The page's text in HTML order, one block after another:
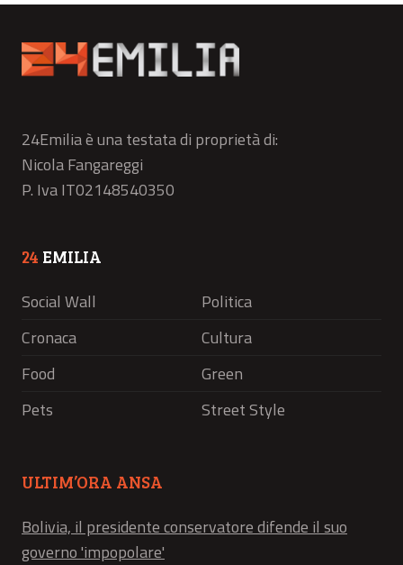
24Emilia è una testata di proprietà di:
Nicola Fangareggi
P. Iva IT02148540350
24 EMILIA
Social Wall
Politica
Cronaca
Cultura
Food
Green
Pets
Street Style
ULTIM’ORA ANSA
Bolivia, il presidente conservatore difende il suo
governo 'impopolare'